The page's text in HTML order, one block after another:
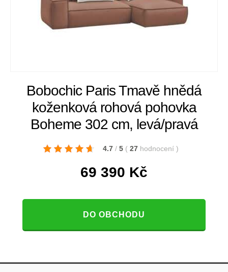
Bobochic Paris Tmavě hnědá
koženková rohová pohovka
Boheme 302 cm, levá/pravá
4.7 / 5 ( 27 hodnocení )
69 390 Kč
DO OBCHODU